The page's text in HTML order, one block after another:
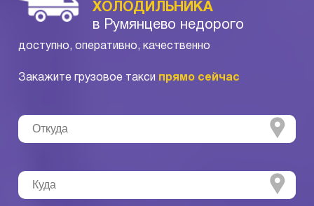
ХОЛОДИЛЬНИКА
в Румянцево недорого
доступно, оперативно, качественно
Закажите грузовое такси прямо сейчас